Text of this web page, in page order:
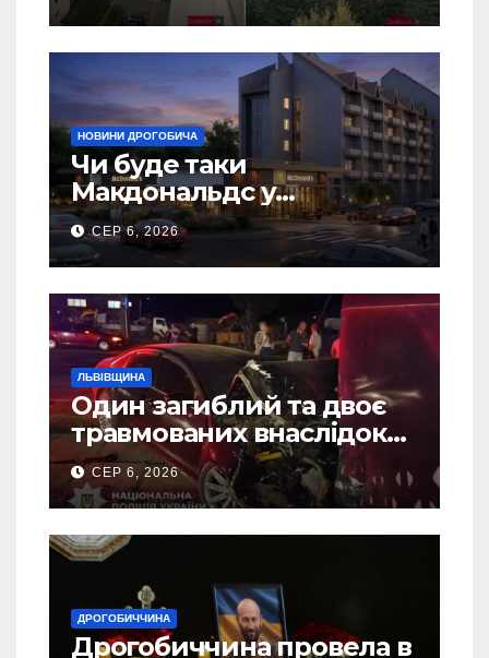
НОВИНИ ДРОГОБИЧА
Чи буде таки
Макдональдс у
Дрогобичі? (Фото)
СЕР 6, 2026
ЛЬВІВЩИНА
Один загиблий та двоє
травмованих внаслідок
ДТП на Самбірщині
СЕР 6, 2026
ДРОГОБИЧЧИНА
Дрогобиччина провела в